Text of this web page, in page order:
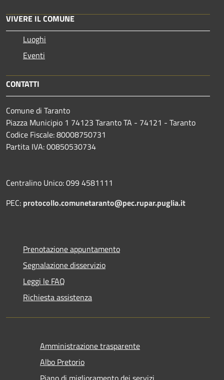
VIVERE IL COMUNE
Luoghi
Eventi
CONTATTI
Comune di Taranto
Piazza Municipio 1 74123 Taranto TA - 74121 - Taranto
Codice Fiscale: 80008750731
Partita IVA: 00850530734
Centralino Unico: 099 4581111
PEC: protocollo.comunetaranto@pec.rupar.puglia.it
Prenotazione appuntamento
Segnalazione disservizio
Leggi le FAQ
Richiesta assistenza
Amministrazione trasparente
Albo Pretorio